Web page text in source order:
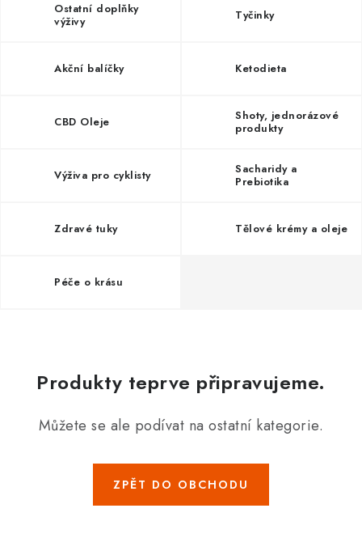
Ostatní doplňky
výživy
Tyčinky
Akční balíčky Ketodieta
CBD Oleje
Shoty, jednorázové
produkty
Výživa pro cyklisty
Sacharidy a
Prebiotika
Zdravé tuky Tělové krémy a oleje
Péče o krásu
Produkty teprve připravujeme.
Můžete se ale podívat na ostatní kategorie.
ZPĚT DO OBCHODU